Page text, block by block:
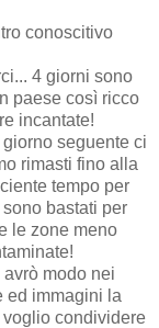
conoscitivo
4 giorni sono
paese così ricco
incantate!
seguente ci
rimasti fino alla
tempo per
bastati per
le zone meno
modo nei
ed immagini la
condividere